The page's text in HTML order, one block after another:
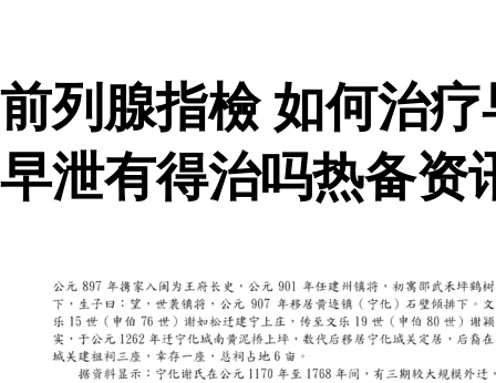
前列腺指檢 如何治
早泄有得治吗热备资